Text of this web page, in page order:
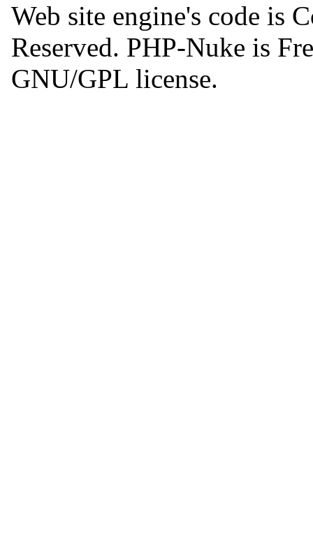
Web site engine's code is
Reserved. PHP-Nuke is
GNU/GPL license.